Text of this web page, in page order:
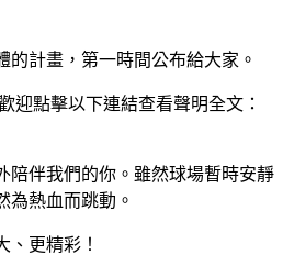
的計畫，第一時間公布給大家。
迎點擊以下連結查看聲明全文：
陪伴我們的你。雖然球場暫時安靜
為熱血而跳動。
、更精彩！